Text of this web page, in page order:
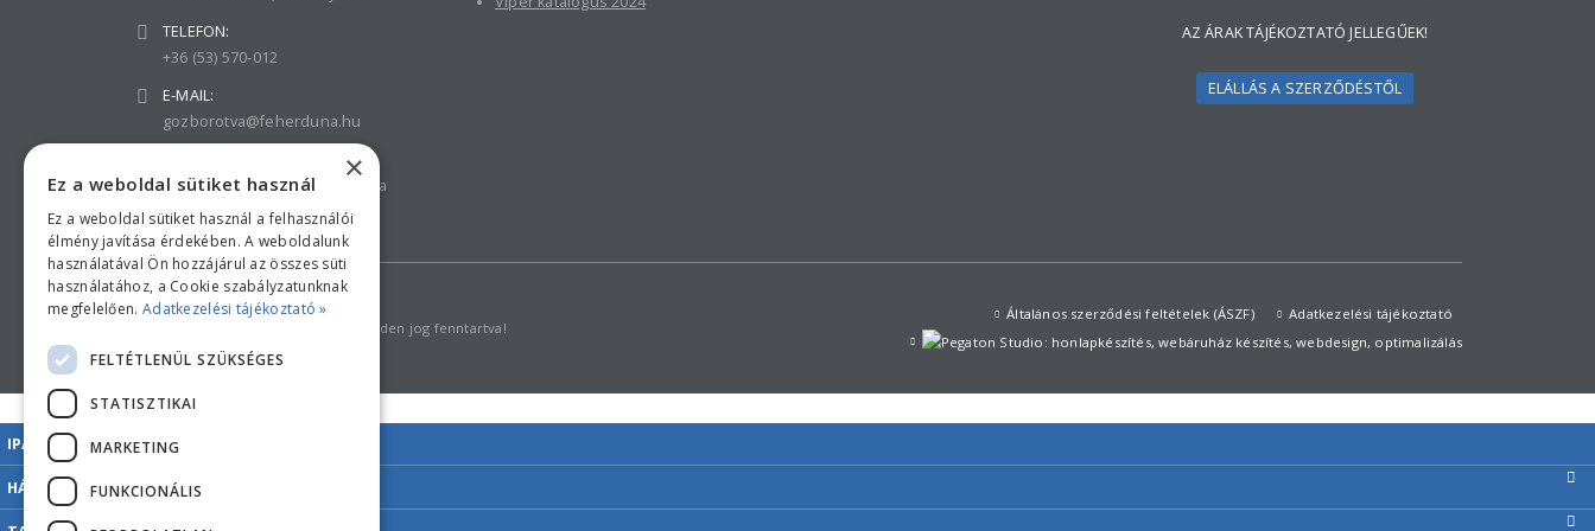
TELEFON:
+36 (53) 570-012
E-MAIL:
gozborotva@feherduna.hu
H-Cs: 8-16, P: 8-15, Szo-V: zárva
AZ ÁRAK TÁJÉKOZTATÓ JELLEGŰEK!
ELÁLLÁS A SZERZŐDÉSTŐL
Copyright © 2018 feherduna.hu - Minden jog fenntartva!
Általános szerződési feltételek (ÁSZF) Adatkezelési tájékoztató
IPARI GÉPEK
HÁZTARTÁSI GÉPEK
×
Ez a weboldal sütiket használ
Ez a weboldal sütiket használ a felhasználói
élmény javítása érdekében. A weboldalunk
használatával Ön hozzájárul az összes süti
használatához, a Cookie szabályzatunknak
megfelelően. Adatkezelési tájékoztató »
FELTÉTLENÜL SZÜKSÉGES
STATISZTIKAI
MARKETING
FUNKCIONÁLIS